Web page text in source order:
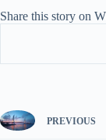
Share this story on
PREVIOUS